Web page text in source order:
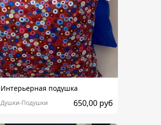
Интерьерная подушка
Душки-Подушки 650,00 руб